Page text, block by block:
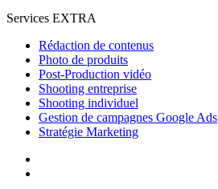
Services EXTRA
Rédaction de contenus
Photo de produits
Post-Production vidéo
Shooting entreprise
Shooting individuel
Gestion de campagnes Google Ads
Stratégie Marketing